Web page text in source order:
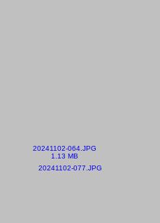
20241102-064.JPG
1.13 MB